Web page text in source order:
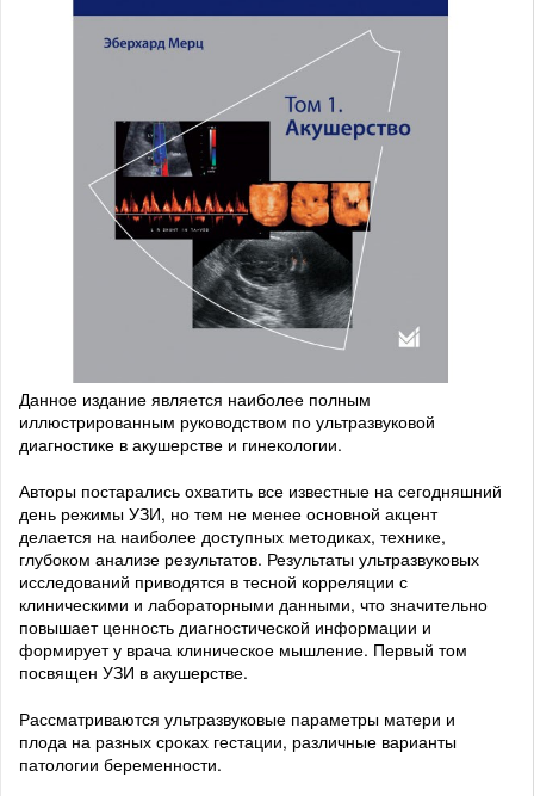
Данное издание является наиболее полным
иллюстрированным руководством по ультразвуковой
диагностике в акушерстве и гинекологии.
Авторы постарались охватить все известные на сегодняшний
день режимы УЗИ, но тем не менее основной акцент
делается на наиболее доступных методиках, технике,
глубоком анализе результатов. Результаты ультразвуковых
исследований приводятся в тесной корреляции с
клиническими и лабораторными данными, что значительно
повышает ценность диагностической информации и
формирует у врача клиническое мышление. Первый том
посвящен УЗИ в акушерстве.
Рассматриваются ультразвуковые параметры матери и
плода на разных сроках гестации, различные варианты
патологии беременности.